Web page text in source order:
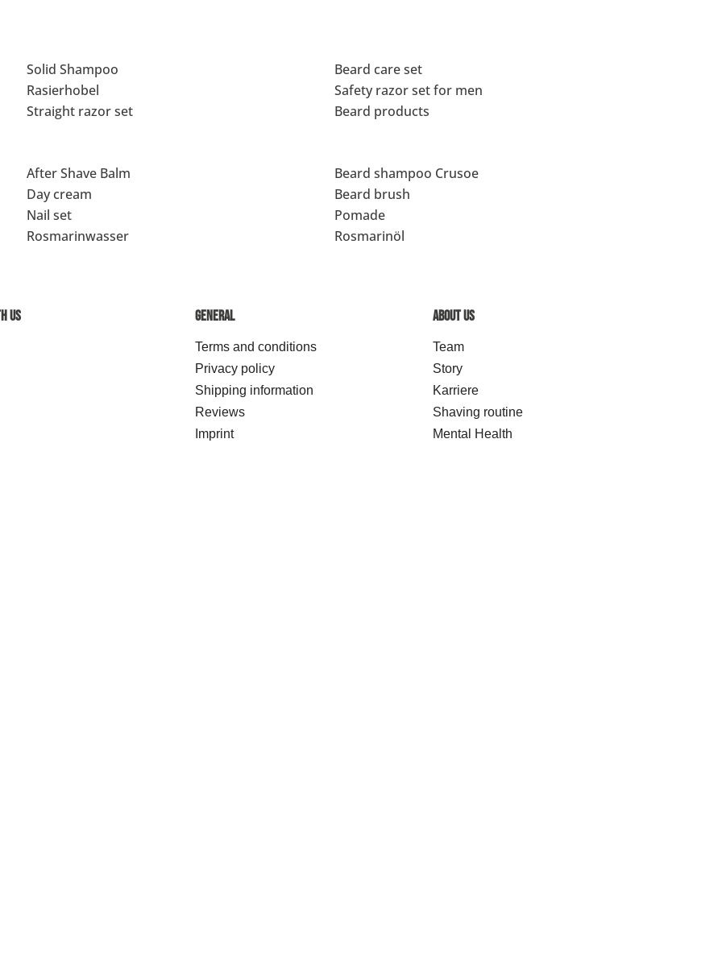
Solid Shampoo
Beard care set
Rasierhobel
Safety razor set for men
Straight razor set Beard products
After Shave Balm
Beard shampoo Crusoe
Day cream
Beard brush
Nail set
Pomade
Rosmarinwasser Rosmarinöl
us General
Terms and conditions
Privacy policy
Shipping information
Reviews
Imprint
About us
Team
Story
Karriere
Shaving routine
Mental Health